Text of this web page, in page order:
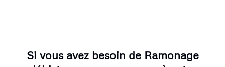
Si vous avez besoin de Ramonage